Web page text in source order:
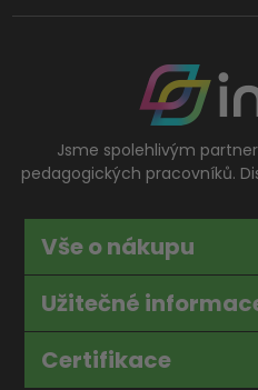
Jsme spolehlivým
pedagogických pracovníků.
Vše o nákupu
Užitečné
Certifikace